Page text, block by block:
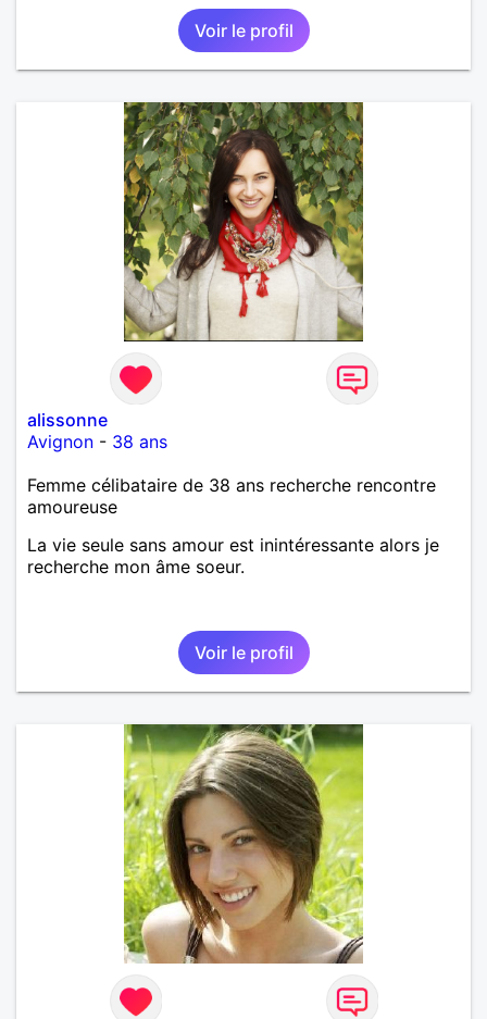
Voir le profil
alissonne
Avignon - 38 ans
Femme célibataire de 38 ans recherche rencontre
amoureuse
La vie seule sans amour est inintéressante alors je
recherche mon âme soeur.
Voir le profil